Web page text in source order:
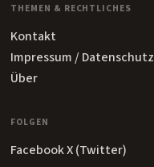
THEMEN & RECHTLICHES
Kontakt
Impressum / Datenschutz
Über
FOLGEN
FacebookX (Twitter)